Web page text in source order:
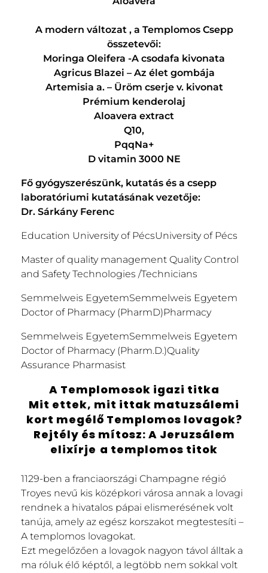
A modern változat , a Templomos Csepp
összetevői:
Moringa Oleifera -A csodafa kivonata
Agricus Blazei – Az élet gombája
Artemisia a. – Üröm cserje v. kivonat
Prémium kenderolaj
Aloavera extract
Q10,
PqqNa+
D vitamin 3000 NE
Fő gyógyszerészünk, kutatás és a csepp
laboratóriumi kutatásának vezetője:
Dr. Sárkány Ferenc
Education University of PécsUniversity of Pécs
Master of quality management Quality Control
and Safety Technologies /Technicians
Semmelweis EgyetemSemmelweis Egyetem
Doctor of Pharmacy (PharmD)Pharmacy
Semmelweis EgyetemSemmelweis Egyetem
Doctor of Pharmacy (Pharm.D.)Quality
Assurance Pharmasist
A Templomosok igazi titka
Mit ettek, mit ittak matuzsálemi
kort megélő Templomos lovagok?
Rejtély és mítosz: A Jeruzsálem
elixírje a templomos titok
1129-ben a franciaországi Champagne régió
Troyes nevű kis középkori városa annak a lovagi
rendnek a hivatalos pápai elismerésének volt
tanúja, amely az egész korszakot megtestesíti –
A templomos lovagokat.
Ezt megelőzően a lovagok nagyon távol álltak a
ma róluk élő képtől, a legtöbb nem sokkal volt